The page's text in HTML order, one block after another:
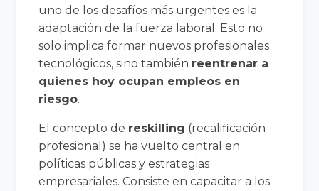
uno de los desafíos más urgentes es la
adaptación de la fuerza laboral. Esto no
solo implica formar nuevos profesionales
tecnológicos, sino también reentrenar a
quienes hoy ocupan empleos en
riesgo.
El concepto de reskilling (recalificación
profesional) se ha vuelto central en
políticas públicas y estrategias
empresariales. Consiste en capacitar a los